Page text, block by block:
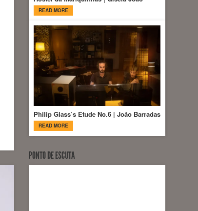
READ MORE
Philip Glass’s Etude No.6 | João Barradas
READ MORE
PONTO DE ESCUTA